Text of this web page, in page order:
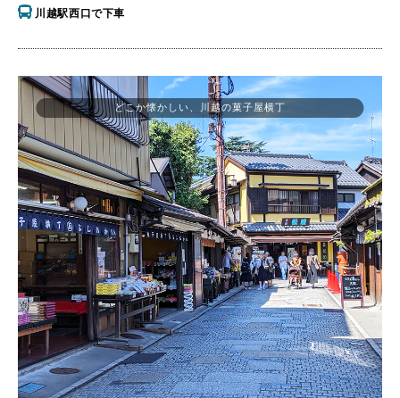
川越駅西口で下車
どこか懐かしい、川越の菓子屋横丁